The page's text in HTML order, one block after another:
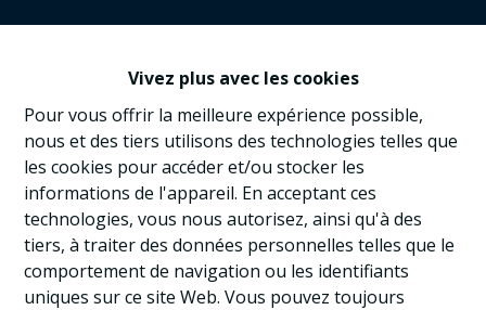
Vivez plus avec les cookies
Pour vous offrir la meilleure expérience possible,
nous et des tiers utilisons des technologies telles que
les cookies pour accéder et/ou stocker les
informations de l'appareil. En acceptant ces
technologies, vous nous autorisez, ainsi qu'à des
tiers, à traiter des données personnelles telles que le
comportement de navigation ou les identifiants
uniques sur ce site Web. Vous pouvez toujours